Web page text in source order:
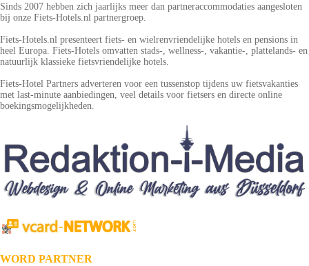
Sinds 2007 hebben zich jaarlijks meer dan partneraccommodaties aangesloten
bij onze Fiets-Hotels.nl partnergroep.
Fiets-Hotels.nl presenteert fiets- en wielrenvriendelijke hotels en pensions in
heel Europa. Fiets-Hotels omvatten stads-, wellness-, vakantie-, plattelands- en
natuurlijk klassieke fietsvriendelijke hotels.
Fiets-Hotel Partners adverteren voor een tussenstop tijdens uw fietsvakanties
met last-minute aanbiedingen, veel details voor fietsers en directe online
boekingsmogelijkheden.
WORD PARTNER